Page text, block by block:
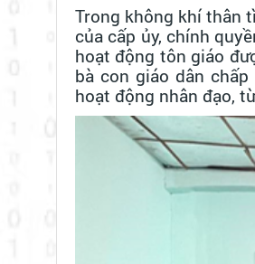
Trong không khí thân
của cấp ủy, chính
hoạt động tôn giáo
bà con giáo dân
hoạt động nhân đạo,